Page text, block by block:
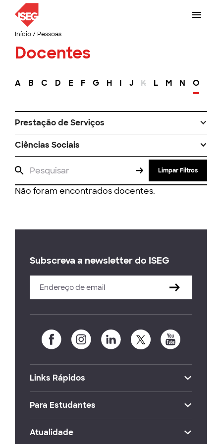
Início/ Pessoas
Docentes
A B C D E F G H I J K L M N O
Prestação de Serviços
Ciências Sociais
Limpar Filtros
Não foram encontrados docentes.
Subscreva a newsletter do ISEG
Links Rápidos
Para Estudantes
Atualidade